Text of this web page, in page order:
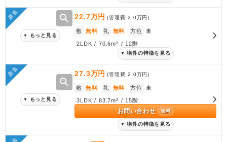
新着 zoom_in
▼ もっと見る
22.7万円 (管理費2.0万円)
敷 無料 礼 無料 方位 東
2LDK / 70.6m² / 12階
▼ 物件の特徴を見る
新着
zoom_in
▼ もっと見る
27.3万円 (管理費2.0万円)
敷 無料 礼 無料 方位 東
3LDK / 83.7m² / 15階
お問い合わせ 無料
▼ 物件の特徴を見る